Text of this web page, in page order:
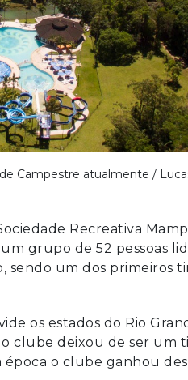
Campestre atualmente /
Recreativa
grupo de 52 pessoas
sendo um dos primeiros
os estados do Rio
o clube deixou de ser um
época o clube ganhou